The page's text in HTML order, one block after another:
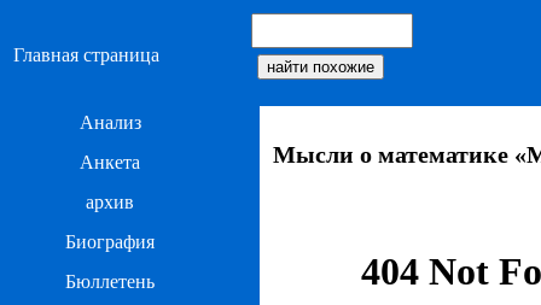
Главная страница
Анализ
Анкета
архив
Биография
Бюллетень
Мысли о математике